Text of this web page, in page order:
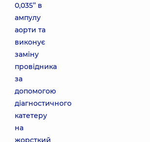
0,035’’ в
ампулу
аорти та
виконує
заміну
провідника
за
допомогою
діагностичного
катетеру
на
жорсткий